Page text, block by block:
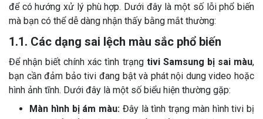
để có hướng xử lý phù hợp. Dưới đây là một số lỗi phổ biến
mà bạn có thể dễ dàng nhận thấy bằng mắt thường:
1.1. Các dạng sai lệch màu sắc phổ biến
Để nhận biết chính xác tình trạng tivi Samsung bị sai màu,
bạn cần đảm bảo tivi đang bật và phát nội dung video hoặc
hình ảnh tĩnh. Dưới đây là một số biểu hiện thường gặp:
Màn hình bị ám màu: Đây là tình trạng màn hình tivi bị